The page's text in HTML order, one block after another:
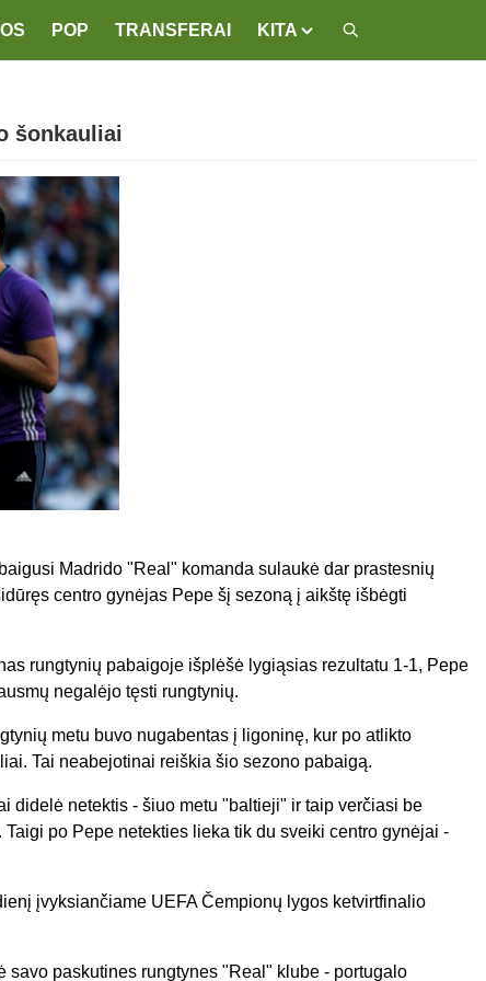
POP TRANSFERAI KITA
šonkauliai
Madrido "Real" komanda sulaukė dar prastesnių
centro gynėjas Pepe šį sezoną į aikštę išbėgti
rungtynių pabaigoje išplėšė lygiąsias rezultatu 1-1, Pepe
negalėjo tęsti rungtynių.
metu buvo nugabentas į ligoninę, kur po atlikto
Tai neabejotinai reiškia šio sezono pabaigą.
didelė netektis - šiuo metu "baltieji" ir taip verčiasi be
po Pepe netekties lieka tik du sveiki centro gynėjai -
įvyksiančiame UEFA Čempionų lygos ketvirtfinalio
savo paskutines rungtynes "Real" klube - portugalo